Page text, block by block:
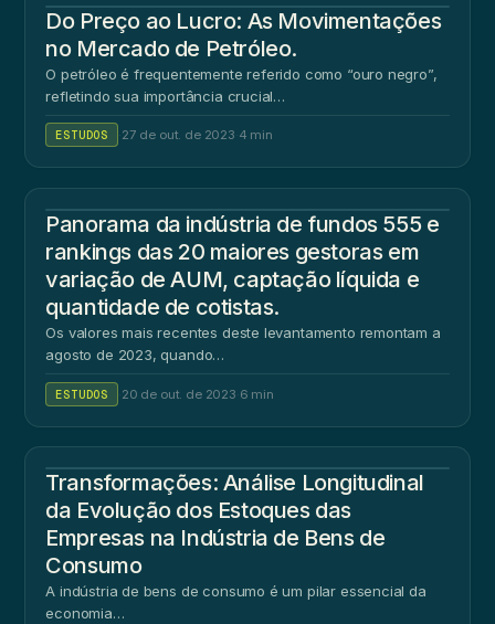
Do Preço ao Lucro: As Movimentações
no Mercado de Petróleo.
O petróleo é frequentemente referido como “ouro negro”,
refletindo sua importância crucial…
ESTUDOS 27 de out. de 2023 4 min
Panorama da indústria de fundos 555 e
rankings das 20 maiores gestoras em
variação de AUM, captação líquida e
quantidade de cotistas.
Os valores mais recentes deste levantamento remontam a
agosto de 2023, quando…
ESTUDOS 20 de out. de 2023 6 min
Transformações: Análise Longitudinal
da Evolução dos Estoques das
Empresas na Indústria de Bens de
Consumo
A indústria de bens de consumo é um pilar essencial da
economia…